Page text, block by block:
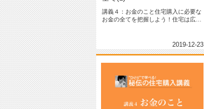
講義４：お金のこと住宅購入に必要な
お金の全てを把握しよう！住宅は広告
2019-12-23